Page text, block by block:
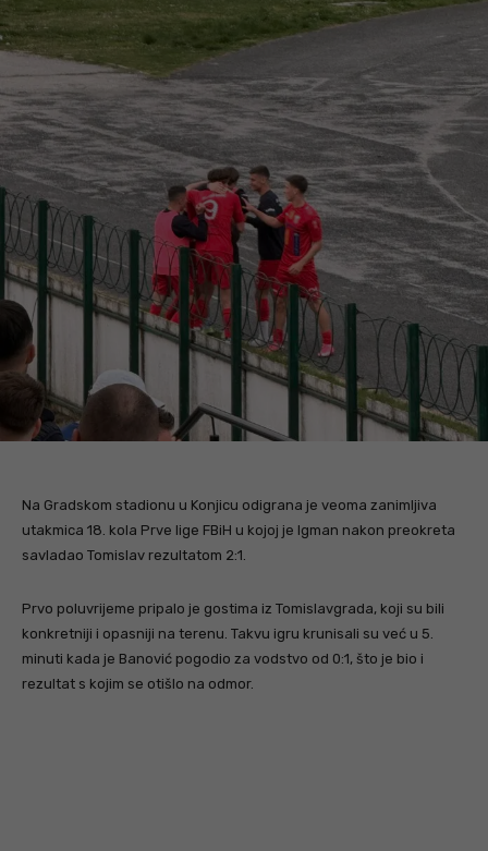
Na Gradskom stadionu u Konjicu odigrana je veoma zanimljiva
utakmica 18. kola Prve lige FBiH u kojoj je Igman nakon preokreta
savladao Tomislav rezultatom 2:1.
Prvo poluvrijeme pripalo je gostima iz Tomislavgrada, koji su bili
konkretniji i opasniji na terenu. Takvu igru krunisali su već u 5.
minuti kada je Banović pogodio za vodstvo od 0:1, što je bio i
rezultat s kojim se otišlo na odmor.